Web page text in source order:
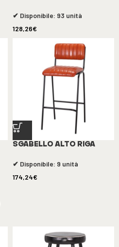
✔ Disponibile: 93 unità
128,26€
SGABELLO ALTO RIGA
✔ Disponibile: 9 unità
174,24€